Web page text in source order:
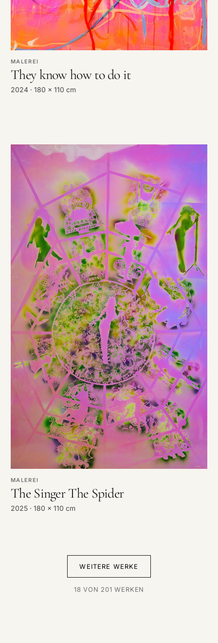
MALEREI
They know how to do it
2024 · 180 x 110 cm
MALEREI
The Singer The Spider
2025 · 180 x 110 cm
WEITERE WERKE
18 VON 201 WERKEN